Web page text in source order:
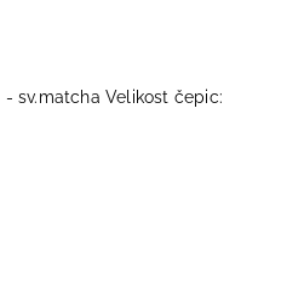
sv.matcha Velikost čepic: